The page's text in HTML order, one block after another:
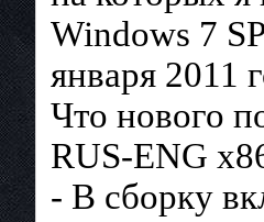
Windows 7
января 2011
Что нового
RUS-ENG
- В сборку